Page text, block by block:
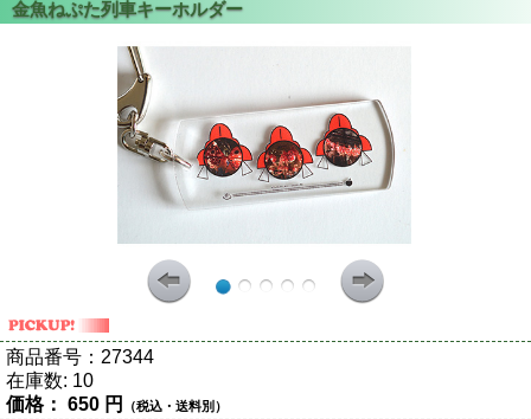
商品番号： 27344
在庫数: 10
価格： 650 円 （税込・送料別）